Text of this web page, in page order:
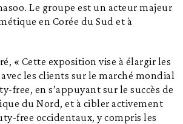
Le groupe est un acteur majeur
en Corée du Sud et à
« Cette exposition vise à élargir les
les clients sur le marché mondial
free, en s’appuyant sur le succès de
du Nord, et à cibler activement
free occidentaux, y compris les